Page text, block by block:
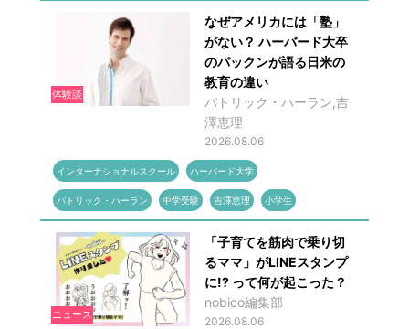
体験談
なぜアメリカには「塾」
がない？ ハーバード大卒
のパックンが語る日米の
教育の違い
パトリック・ハーラン,吉
澤恵理
2026.08.06
インターナショナルスクール ハーバード大学
パトリック・ハーラン 中学受験 吉澤恵理 小学生
ニュース
「子育てを筋肉で乗り切
るママ」がLINEスタンプ
に!? って何が起こった？
nobico編集部
2026.08.06